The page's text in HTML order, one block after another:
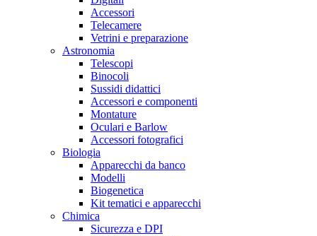
Accessori
Telecamere
Vetrini e preparazione
Astronomia
Telescopi
Binocoli
Sussidi didattici
Accessori e componenti
Montature
Oculari e Barlow
Accessori fotografici
Biologia
Apparecchi da banco
Modelli
Biogenetica
Kit tematici e apparecchi
Chimica
Sicurezza e DPI